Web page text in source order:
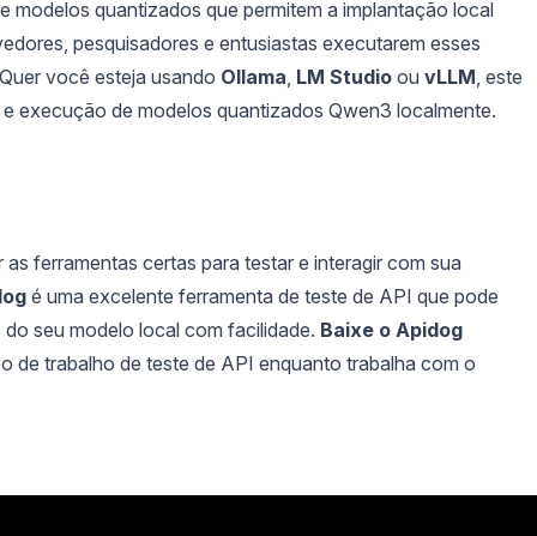
modelos quantizados que permitem a implantação local
pesquisadores e entusiastas executarem esses
você esteja usando Ollama LM Studio ou vLLM , este
execução de modelos quantizados Qwen3 localmente.
ferramentas certas para testar e interagir com sua
é uma excelente ferramenta de teste de API que pode
seu modelo local com facilidade. Baixe o Apidog
de trabalho de teste de API enquanto trabalha com o